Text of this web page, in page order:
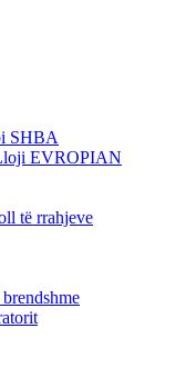
SHBA
EVROPIAN
të rrahjeve